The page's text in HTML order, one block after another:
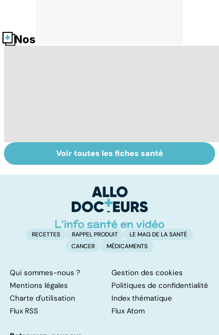
Nos fiches santé
Le TDAH, un
trouble de
hyperactivité
Accident
vasculaire
également
touché
Voir toutes les fiches santé
RECETTES RAPPEL PRODUIT
LE MAG DE LA SANTÉ
CANCER
MÉDICAMENTS
Qui sommes-nous ?
Gestion des cookies
Mentions légales
Politiques de confidentialité
Charte d'utilisation
Index thématique
Flux RSS
Flux Atom